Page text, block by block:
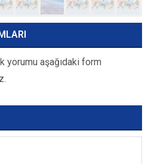
yorumu aşağıdaki form